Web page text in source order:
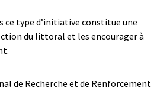
ce type d’initiative constitue une
du littoral et les encourager à
de Recherche et de Renforcement